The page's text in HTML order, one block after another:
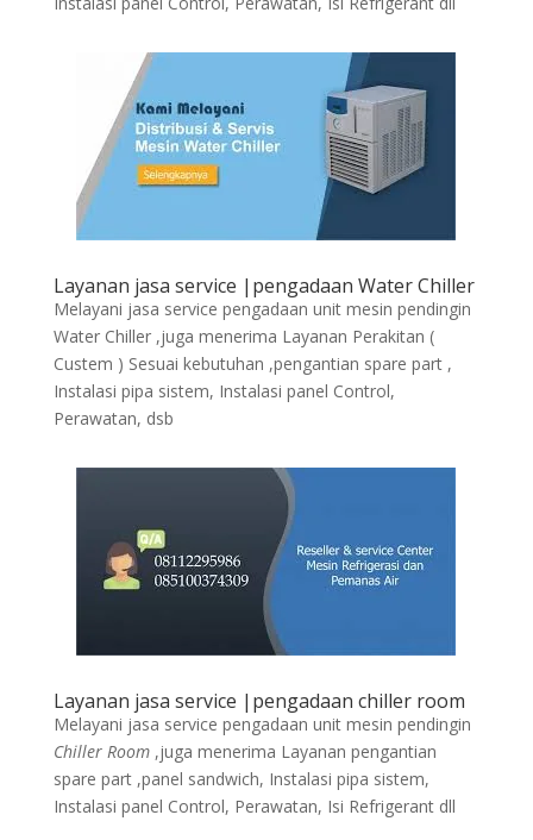
Layanan jasa service |pengadaan Water Chiller
Melayani jasa service pengadaan unit mesin pendingin
Water Chiller ,juga menerima Layanan Perakitan (
Custem ) Sesuai kebutuhan ,pengantian spare part ,
Instalasi pipa sistem, Instalasi panel Control,
Perawatan, dsb
Layanan jasa service |pengadaan chiller room
Melayani jasa service pengadaan unit mesin pendingin
Chiller Room,juga menerima Layanan pengantian
spare part ,panel sandwich, Instalasi pipa sistem,
Instalasi panel Control, Perawatan, Isi Refrigerant dll